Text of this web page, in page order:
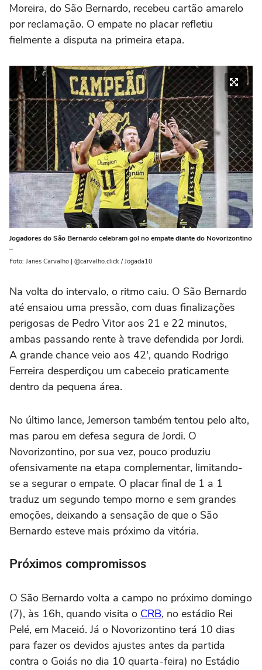
Moreira, do São Bernardo, recebeu cartão amarelo
por reclamação. O empate no placar refletiu
fielmente a disputa na primeira etapa.
Jogadores do São Bernardo celebram gol no empate diante do Novorizontino
–
Foto: Janes Carvalho | @carvalho.click / Jogada10
Na volta do intervalo, o ritmo caiu. O São Bernardo
até ensaiou uma pressão, com duas finalizações
perigosas de Pedro Vitor aos 21 e 22 minutos,
ambas passando rente à trave defendida por Jordi.
A grande chance veio aos 42′, quando Rodrigo
Ferreira desperdiçou um cabeceio praticamente
dentro da pequena área.
No último lance, Jemerson também tentou pelo alto,
mas parou em defesa segura de Jordi. O
Novorizontino, por sua vez, pouco produziu
ofensivamente na etapa complementar, limitando-
se a segurar o empate. O placar final de 1 a 1
traduz um segundo tempo morno e sem grandes
emoções, deixando a sensação de que o São
Bernardo esteve mais próximo da vitória.
Próximos compromissos
O São Bernardo volta a campo no próximo domingo
(7), às 16h, quando visita o CRB, no estádio Rei
Pelé, em Maceió. Já o Novorizontino terá 10 dias
para fazer os devidos ajustes antes da partida
contra o Goiás no dia 10 quarta-feira) no Estádio